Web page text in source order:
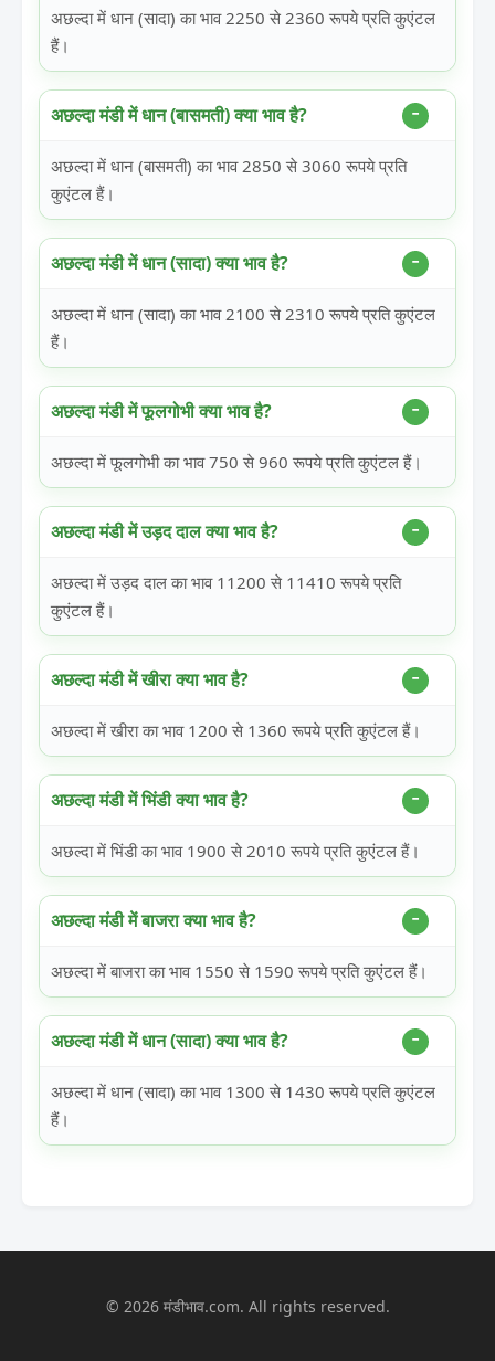
अछल्दा में धान (सादा) का भाव 2250 से 2360 रूपये प्रति कुएंटल
हैं।
अछल्दा मंडी में धान (बासमती) क्या भाव है?
अछल्दा में धान (बासमती) का भाव 2850 से 3060 रूपये प्रति
कुएंटल हैं।
अछल्दा मंडी में धान (सादा) क्या भाव है?
अछल्दा में धान (सादा) का भाव 2100 से 2310 रूपये प्रति कुएंटल
हैं।
अछल्दा मंडी में फूलगोभी क्या भाव है?
अछल्दा में फूलगोभी का भाव 750 से 960 रूपये प्रति कुएंटल हैं।
अछल्दा मंडी में उड़द दाल क्या भाव है?
अछल्दा में उड़द दाल का भाव 11200 से 11410 रूपये प्रति
कुएंटल हैं।
अछल्दा मंडी में खीरा क्या भाव है?
अछल्दा में खीरा का भाव 1200 से 1360 रूपये प्रति कुएंटल हैं।
अछल्दा मंडी में भिंडी क्या भाव है?
अछल्दा में भिंडी का भाव 1900 से 2010 रूपये प्रति कुएंटल हैं।
अछल्दा मंडी में बाजरा क्या भाव है?
अछल्दा में बाजरा का भाव 1550 से 1590 रूपये प्रति कुएंटल हैं।
अछल्दा मंडी में धान (सादा) क्या भाव है?
अछल्दा में धान (सादा) का भाव 1300 से 1430 रूपये प्रति कुएंटल
हैं।
© 2026 मंडीभाव.com. All rights reserved.